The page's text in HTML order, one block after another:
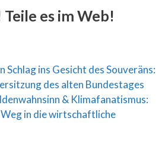
es im Web!
Schlag ins Gesicht des Souveräns:
des alten Bundestages
& Klimafanatismus:
in die wirtschaftliche